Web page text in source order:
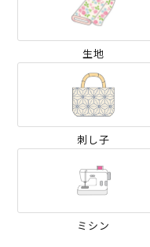
生地
刺し子
ミシン